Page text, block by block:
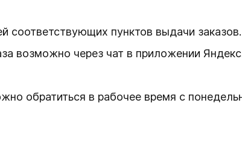
соответствующих пунктов выдачи заказов.
возможно через чат в приложении
обратиться в рабочее время с